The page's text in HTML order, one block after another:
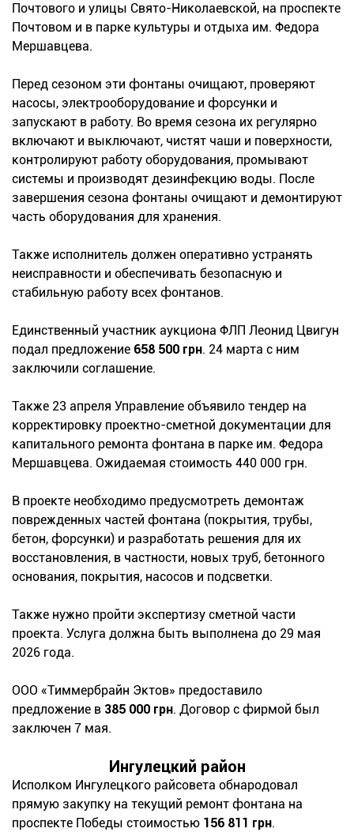
Почтового и улицы Свято-Николаевской, на проспекте
Почтовом и в парке культуры и отдыха им. Федора
Мершавцева.
Перед сезоном эти фонтаны очищают, проверяют
насосы, электрооборудование и форсунки и
запускают в работу. Во время сезона их регулярно
включают и выключают, чистят чаши и поверхности,
контролируют работу оборудования, промывают
системы и производят дезинфекцию воды. После
завершения сезона фонтаны очищают и демонтируют
часть оборудования для хранения.
Также исполнитель должен оперативно устранять
неисправности и обеспечивать безопасную и
стабильную работу всех фонтанов.
Единственный участник аукциона ФЛП Леонид Цвигун
подал предложение 658 500 грн. 24 марта с ним
заключили соглашение.
Также 23 апреля Управление объявило тендер на
корректировку проектно-сметной документации для
капитального ремонта фонтана в парке им. Федора
Мершавцева. Ожидаемая стоимость 440 000 грн.
В проекте необходимо предусмотреть демонтаж
поврежденных частей фонтана (покрытия, трубы,
бетон, форсунки) и разработать решения для их
восстановления, в частности, новых труб, бетонного
основания, покрытия, насосов и подсветки.
Также нужно пройти экспертизу сметной части
проекта. Услуга должна быть выполнена до 29 мая
2026 года.
ООО «Тиммербрайн Эктов» предоставило
предложение в 385 000 грн. Договор с фирмой был
заключен 7 мая.
Ингулецкий район
Исполком Ингулецкого райсовета обнародовал
прямую закупку на текущий ремонт фонтана на
проспекте Победы стоимостью 156 811 грн.